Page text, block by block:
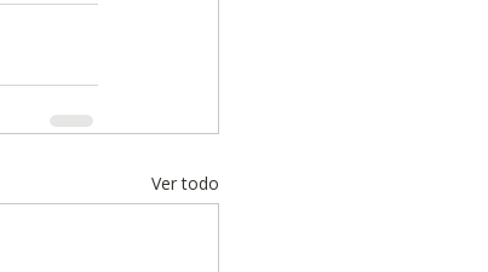
Ver todo